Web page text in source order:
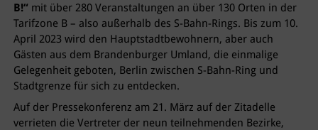
B!“ mit über 280 Veranstaltungen an über 130 Orten in der
Tarifzone B – also außerhalb des S-Bahn-Rings. Bis zum 10.
April 2023 wird den Hauptstadtbewohnern, aber auch
Gästen aus dem Brandenburger Umland, die einmalige
Gelegenheit geboten, Berlin zwischen S-Bahn-Ring und
Stadtgrenze für sich zu entdecken.
Auf der Pressekonferenz am 21. März auf der Zitadelle
verrieten die Vertreter der neun teilnehmenden Bezirke,